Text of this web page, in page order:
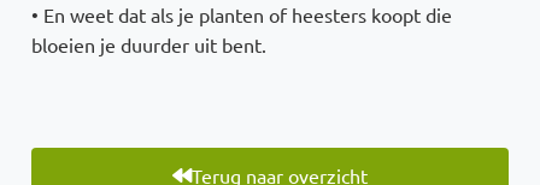
• En weet dat als je planten of heesters koopt die
bloeien je duurder uit bent.
Terug naar overzicht